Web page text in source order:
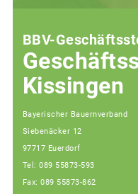
BBV-
Kissingen
Bayerischer Bauernverband
Siebenäcker 12
97717 Euerdorf
Tel: 089 55873-593
Fax: 089 55873-862